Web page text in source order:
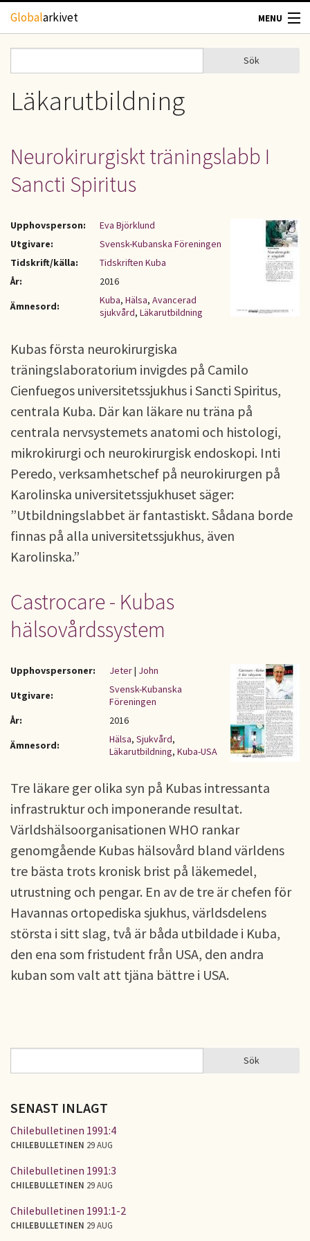
Hoppa till huvudinnehåll
Globalarkivet MENU
TIDSKRIFTER
GEOGRAFI
UPPHOVSRÄTT
KONTAKT
Sökformulär
Sök
Läkarutbildning
Neurokirurgiskt träningslabb I
Sancti Spiritus
Upphovsperson:
Eva Björklund
Utgivare:
Svensk-Kubanska Föreningen
Tidskrift/källa:
Tidskriften Kuba
År:
2016
Ämnesord:
Kuba, Hälsa, Avancerad
sjukvård, Läkarutbildning
Kubas första neurokirurgiska
träningslaboratorium invigdes på Camilo
Cienfuegos universitetssjukhus i Sancti Spiritus,
centrala Kuba. Där kan läkare nu träna på
centrala nervsystemets anatomi och histologi,
mikrokirurgi och neurokirurgisk endoskopi. Inti
Peredo, verksamhetschef på neurokirurgen på
Karolinska universitetssjukhuset säger:
”Utbildningslabbet är fantastiskt. Sådana borde
finnas på alla universitetssjukhus, även
Karolinska.”
Castrocare - Kubas
hälsovårdssystem
Upphovspersoner: Jeter| John
Utgivare:
Svensk-Kubanska
Föreningen
År:
2016
Ämnesord:
Hälsa, Sjukvård,
Läkarutbildning, Kuba-USA
Tre läkare ger olika syn på Kubas intressanta
infrastruktur och imponerande resultat.
Världshälsoorganisationen WHO rankar
genomgående Kubas hälsovård bland världens
tre bästa trots kronisk brist på läkemedel,
utrustning och pengar. En av de tre är chefen för
Havannas ortopediska sjukhus, världsdelens
största i sitt slag, två är båda utbildade i Kuba,
den ena som fristudent från USA, den andra
kuban som valt att tjäna bättre i USA.
SÖKFORMULÄR Sök
SENAST INLAGT
Chilebulletinen 1991:4
CHILEBULLETINEN 29 AUG
Chilebulletinen 1991:3
CHILEBULLETINEN 29 AUG
Chilebulletinen 1991:1-2
CHILEBULLETINEN 29 AUG